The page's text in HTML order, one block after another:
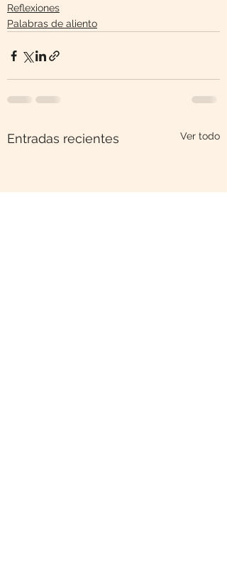
Reflexiones
Palabras de aliento
Entradas recientes Ver todo